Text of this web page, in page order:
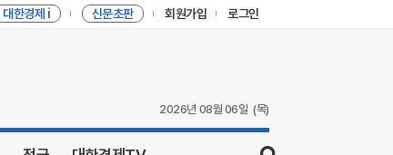
대한경제 i 신문초판 회원가입 로그인
2026년 08월 06일 (목)